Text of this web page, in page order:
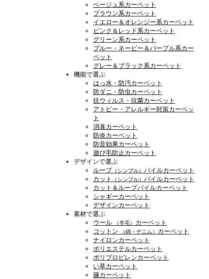
ベージュ系カーペット
ブラウン系カーペット
イエロー＆オレンジー系カーペット
ピンク＆レッド系カーペット
グリーン系カーペット
ブルー・ネービー＆パープル系カー
ペット
グレー＆ブラック系カーペット
機能で選ぶ
はっ水・防汚カーペット
防ダニ・防虫カーペット
抗ウィルス・抗菌カーペット
アトピー・アレルギー対策カーペッ
ト
消臭カーペット
防炎カーペット
防音効果カーペット
遊び毛防止カーペット
デザインで選ぶ
ループ （シンプル） パイルカーペット
カット
（シンプル） パイルカーペット
カット＆ループパイルカーペット
シャギーカーペット
デザインカーペット
素材で選ぶ
ウール
（羊毛） カーペット
コットン
（綿・デニム） カーペット
ナイロンカーペット
ポリエステルカーペット
ポリプロピレンカーペット
い草カーペット
籐カーペット